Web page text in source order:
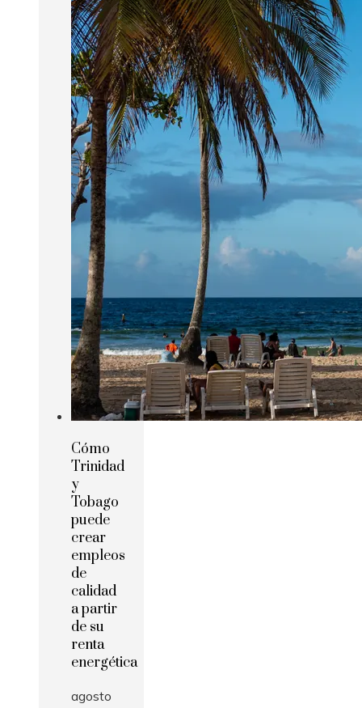
Cómo
Trinidad
y
Tobago
puede
crear
empleos
de
calidad
a partir
de su
renta
energética
agosto